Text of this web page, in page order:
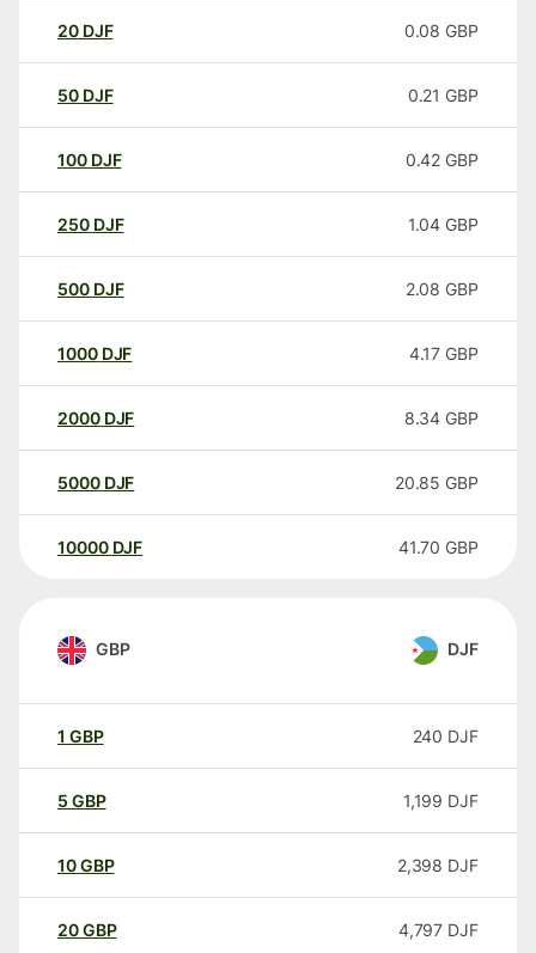
20 DJF 0.08 GBP
50 DJF 0.21 GBP
100 DJF 0.42 GBP
250 DJF 1.04 GBP
500 DJF 2.08 GBP
1000 DJF 4.17 GBP
2000 DJF 8.34 GBP
5000 DJF 20.85 GBP
10000 DJF 41.70 GBP
GBP DJF
1 GBP 240 DJF
5 GBP 1,199 DJF
10GBP 2,398 DJF
20GBP 4,797 DJF